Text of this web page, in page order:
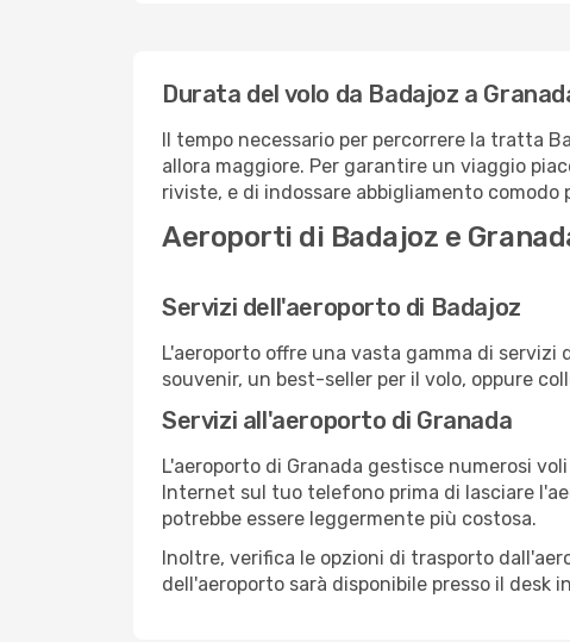
Durata del volo da Badajoz a
Il tempo necessario per percorrere la tratta
allora maggiore. Per garantire un viaggio
riviste, e di indossare abbigliamento
Aeroporti di Badajoz e
Servizi dell'aeroporto di Badajoz
L'aeroporto offre una vasta gamma di
souvenir, un best-seller per il volo, oppure
Servizi all'aeroporto di Granada
L'aeroporto di Granada gestisce numerosi
Internet sul tuo telefono prima di lasciare
potrebbe essere leggermente più costosa.
Inoltre, verifica le opzioni di trasporto
dell'aeroporto sarà disponibile presso il